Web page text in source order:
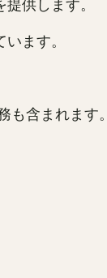
供します。
ます。
含まれます。